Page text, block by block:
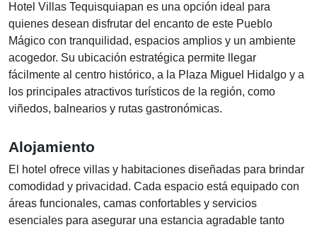
Hotel Villas Tequisquiapan es una opción ideal para
quienes desean disfrutar del encanto de este Pueblo
Mágico con tranquilidad, espacios amplios y un ambiente
acogedor. Su ubicación estratégica permite llegar
fácilmente al centro histórico, a la Plaza Miguel Hidalgo y a
los principales atractivos turísticos de la región, como
viñedos, balnearios y rutas gastronómicas.
Alojamiento
El hotel ofrece villas y habitaciones diseñadas para brindar
comodidad y privacidad. Cada espacio está equipado con
áreas funcionales, camas confortables y servicios
esenciales para asegurar una estancia agradable tanto